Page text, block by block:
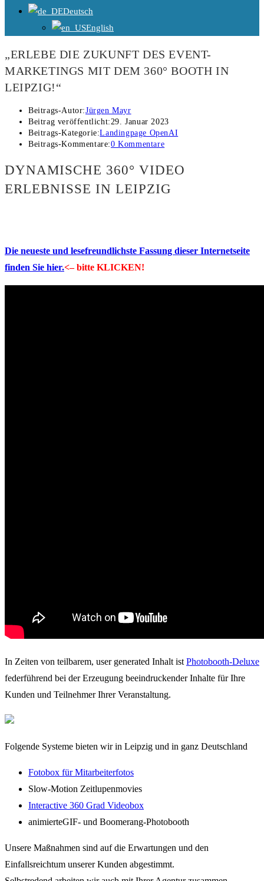
Deutsch
English
„ERLEBE DIE ZUKUNFT DES EVENT-
MARKETINGS MIT DEM 360° BOOTH IN
LEIPZIG!“
Beitrags-Autor:Jürgen Mayr
Beitrag veröffentlicht:29. Januar 2023
Beitrags-Kategorie:Landingpage OpenAI
Beitrags-Kommentare:0 Kommentare
DYNAMISCHE 360° VIDEO
ERLEBNISSE IN LEIPZIG
Die neueste und lesefreundlichste Fassung dieser Internetseite
finden Sie hier.<– bitte KLICKEN!
In Zeiten von teilbarem, user generated Inhalt ist Photobooth-Deluxe
federführend bei der Erzeugung beeindruckender Inhalte für Ihre
Kunden und Teilnehmer Ihrer Veranstaltung.
Folgende Systeme bieten wir in Leipzig und in ganz Deutschland
Fotobox für Mitarbeiterfotos
Slow-Motion Zeitlupenmovies
Interactive 360 Grad Videobox
animierteGIF- und Boomerang-Photobooth
Unsere Maßnahmen sind auf die Erwartungen und den
Einfallsreichtum unserer Kunden abgestimmt.